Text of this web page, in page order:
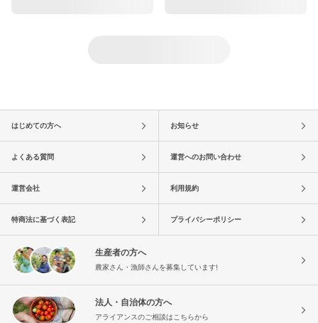
はじめての方へ お知らせ
よくある質問 運営へのお問い合わせ
運営会社 利用規約
特商法に基づく表記 プライバシーポリシー
生産者の方へ
農家さん・漁師さんを募集しています!
法人・自治体の方へ
アライアンスのご相談はこちらから